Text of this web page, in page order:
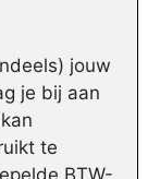
jouw
je bij aan
te
BTW-